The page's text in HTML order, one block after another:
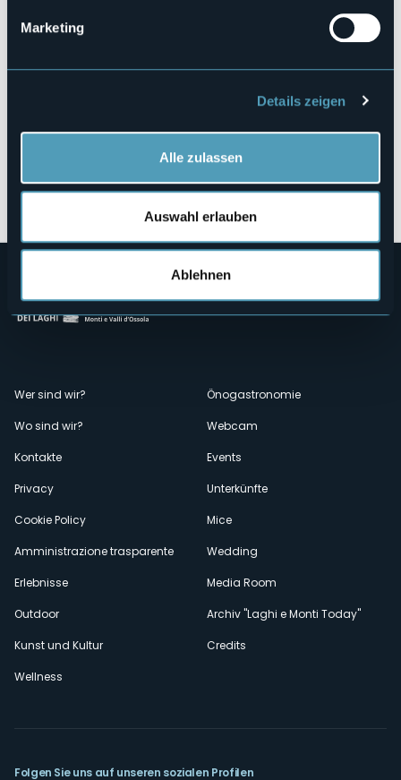
Marketing
Details zeigen
Alle zulassen
Auswahl erlauben
Ablehnen
Öffnen Sie die Karte
Menù
secondario
Wer sind wir?
Wo sind wir?
Kontakte
Privacy
Cookie Policy
Amministrazione trasparente
Erlebnisse
Outdoor
Kunst und Kultur
Wellness
Önogastronomie
Webcam
Events
Unterkünfte
Mice
Wedding
Media Room
Archiv "Laghi e Monti Today"
Credits
Folgen Sie uns auf unseren sozialen Profilen